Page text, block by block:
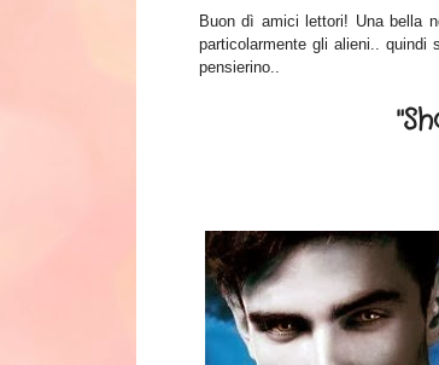
Buon dì amici lettori! Una bella
particolarmente gli alieni..
pensierino..